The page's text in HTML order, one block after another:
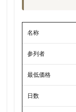
名称
参列者
最低価格
日数